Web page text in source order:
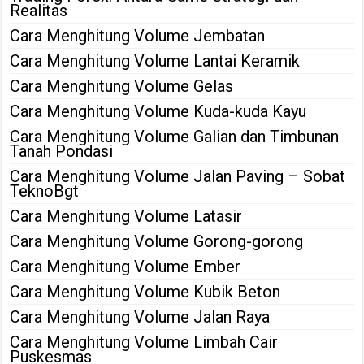
Realitas
Cara Menghitung Volume Jembatan
Cara Menghitung Volume Lantai Keramik
Cara Menghitung Volume Gelas
Cara Menghitung Volume Kuda-kuda Kayu
Cara Menghitung Volume Galian dan Timbunan
Tanah Pondasi
Cara Menghitung Volume Jalan Paving – Sobat
TeknoBgt
Cara Menghitung Volume Latasir
Cara Menghitung Volume Gorong-gorong
Cara Menghitung Volume Ember
Cara Menghitung Volume Kubik Beton
Cara Menghitung Volume Jalan Raya
Cara Menghitung Volume Limbah Cair
Puskesmas